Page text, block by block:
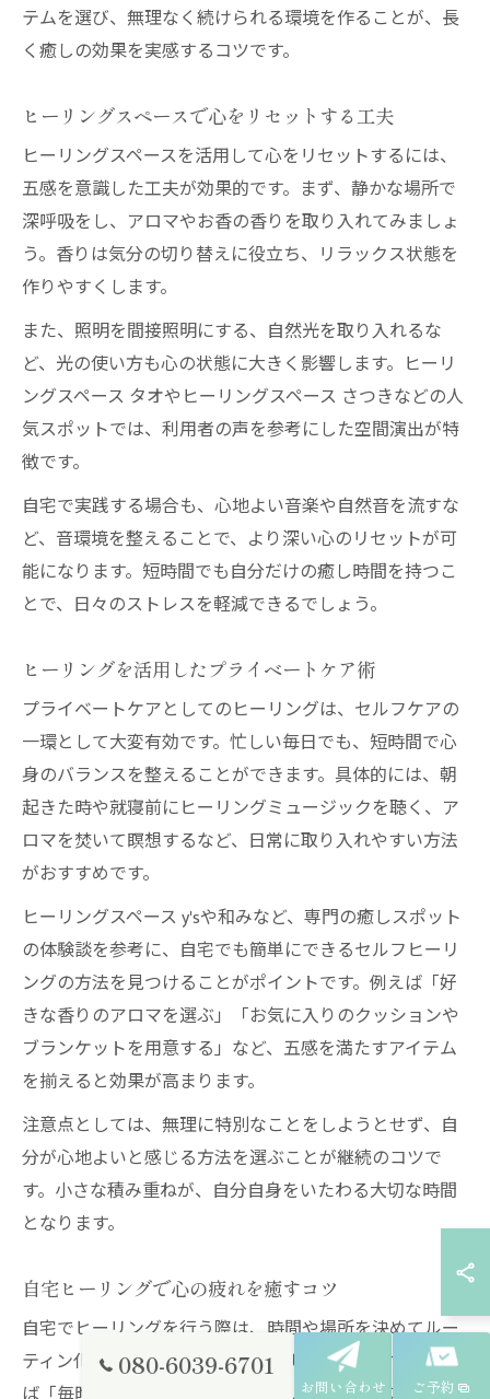
テムを選び、無理なく続けられる環境を作ることが、長
く癒しの効果を実感するコツです。
ヒーリングスペースで心をリセットする工夫
ヒーリングスペースを活用して心をリセットするには、
五感を意識した工夫が効果的です。まず、静かな場所で
深呼吸をし、アロマやお香の香りを取り入れてみましょ
う。香りは気分の切り替えに役立ち、リラックス状態を
作りやすくします。
また、照明を間接照明にする、自然光を取り入れるな
ど、光の使い方も心の状態に大きく影響します。ヒーリ
ングスペース タオやヒーリングスペース さつきなどの人
気スポットでは、利用者の声を参考にした空間演出が特
徴です。
自宅で実践する場合も、心地よい音楽や自然音を流すな
ど、音環境を整えることで、より深い心のリセットが可
能になります。短時間でも自分だけの癒し時間を持つこ
とで、日々のストレスを軽減できるでしょう。
ヒーリングを活用したプライベートケア術
プライベートケアとしてのヒーリングは、セルフケアの
一環として大変有効です。忙しい毎日でも、短時間で心
身のバランスを整えることができます。具体的には、朝
起きた時や就寝前にヒーリングミュージックを聴く、ア
ロマを焚いて瞑想するなど、日常に取り入れやすい方法
がおすすめです。
ヒーリングスペース y'sや和みなど、専門の癒しスポット
の体験談を参考に、自宅でも簡単にできるセルフヒーリ
ングの方法を見つけることがポイントです。例えば「好
きな香りのアロマを選ぶ」「お気に入りのクッションや
ブランケットを用意する」など、五感を満たすアイテム
を揃えると効果が高まります。
注意点としては、無理に特別なことをしようとせず、自
分が心地よいと感じる方法を選ぶことが継続のコツで
す。小さな積み重ねが、自分自身をいたわる大切な時間
となります。
自宅ヒーリングで心の疲れを癒すコツ
自宅でヒーリングを行う際は、時間や場所を決めてルー
ティン化することが心の疲れを癒すポイントです。例え
080-6039-6701
お問い合わせ ご予約